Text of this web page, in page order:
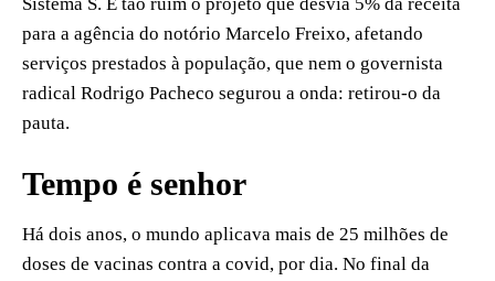
para a agência do notório Marcelo Freixo, afetando
serviços prestados à população, que nem o governista
radical Rodrigo Pacheco segurou a onda: retirou-o da
pauta.
Tempo é senhor
Há dois anos, o mundo aplicava mais de 25 milhões de
doses de vacinas contra a covid, por dia. No final da